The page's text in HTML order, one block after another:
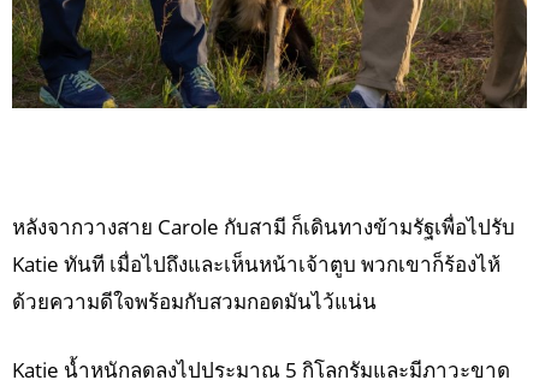
หลังจากวางสาย Carole กับสามี ก็เดินทางข้ามรัฐเพื่อไปรับ
Katie ทันที เมื่อไปถึงและเห็นหน้าเจ้าตูบ พวกเขาก็ร้องไห้
ด้วยความดีใจพร้อมกับสวมกอดมันไว้แน่น
Katie น้ำหนักลดลงไปประมาณ 5 กิโลกรัมและมีภาวะขาด